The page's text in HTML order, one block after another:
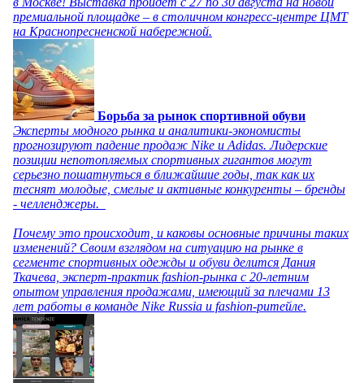
премиальной площадке – в столичном конгресс-центре ЦМТ
на Краснопресненской набережной.
Борьба за рынок спортивной обуви
Эксперты модного рынка и аналитики-экономисты
прогнозируют падение продаж Nike и Adidas. Лидерские
позиции непотопляемых спортивных гигантов могут
серьезно пошатнуться в ближайшие годы, так как их
теснят молодые, смелые и активные конкуренты – бренды
- челленджеры.
Почему это происходит, и каковы основные причины таких
изменений? Своим взглядом на ситуацию на рынке в
сегменте спортивных одежды и обуви делится Дания
Ткачева, эксперт-практик fashion-рынка с 20-летним
опытом управления продажами, имеющий за плечами 13
лет работы в команде Nike Russia и fashion-ритейле.